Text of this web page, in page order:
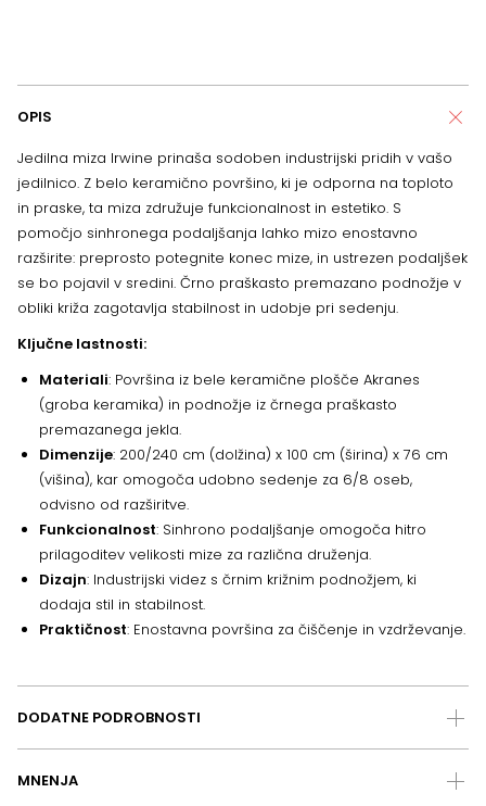
OPIS
Jedilna miza Irwine prinaša sodoben industrijski pridih v vašo
jedilnico. Z belo keramično površino, ki je odporna na toploto
in praske, ta miza združuje funkcionalnost in estetiko. S
pomočjo sinhronega podaljšanja lahko mizo enostavno
razširite: preprosto potegnite konec mize, in ustrezen podaljšek
se bo pojavil v sredini. Črno praškasto premazano podnožje v
obliki križa zagotavlja stabilnost in udobje pri sedenju.
Ključne lastnosti:
Materiali: Površina iz bele keramične plošče Akranes
(groba keramika) in podnožje iz črnega praškasto
premazanega jekla.
Dimenzije: 200/240 cm (dolžina) x 100 cm (širina) x 76 cm
(višina), kar omogoča udobno sedenje za 6/8 oseb,
odvisno od razširitve.
Funkcionalnost: Sinhrono podaljšanje omogoča hitro
prilagoditev velikosti mize za različna druženja.
Dizajn: Industrijski videz s črnim križnim podnožjem, ki
dodaja stil in stabilnost.
Praktičnost: Enostavna površina za čiščenje in vzdrževanje.
DODATNE PODROBNOSTI
MNENJA